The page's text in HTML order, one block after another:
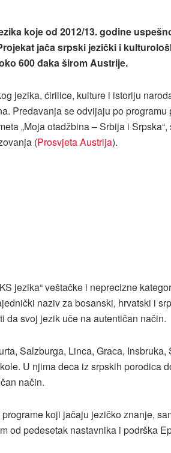
koje od 2012/13. godine
jača srpski jezički i
600 đaka širom Austrije.
jezika, ćirilice, kulture i istoriju
Predavanja se odvijaju po programu
„Moja otadžbina – Srbija i Srpska“,
(Prosvjeta Austrija).
jezika“ veštačke i neprecizne
naziv za bosanski, hrvatski i
da svoj jezik uče na autentičan način.
Salzburga, Linca, Graca, Insbruka,
U njima deca iz srpskih porodica
način.
koji jačaju jezičko znanje,
od pedesetak nastavnika i podrška